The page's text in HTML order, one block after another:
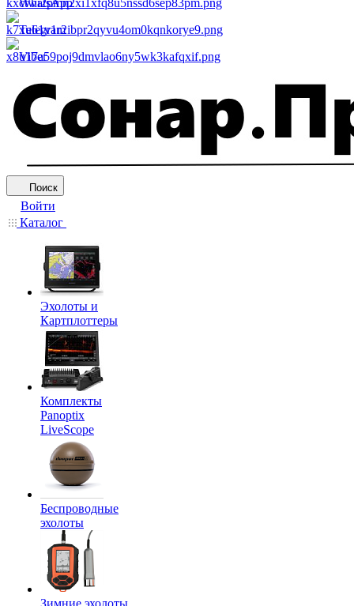
WhatsApp
Telegram
Viber
Поиск
Войти
Каталог
Эхолоты и
Картплоттеры
Комплекты
Panoptix
LiveScope
Беспроводные
эхолоты
Зимние эхолоты